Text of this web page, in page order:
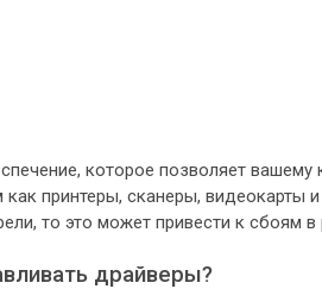
которое позволяет вашему
принтеры, сканеры, видеокарты
то это может привести к сбоям
драйверы?